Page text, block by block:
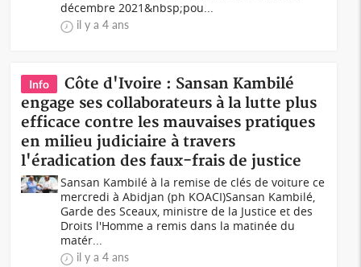
décembre 2021&nbsp;pou...
il y a 4 ans
Info
Côte d'Ivoire : Sansan Kambilé
engage ses collaborateurs à la lutte plus
efficace contre les mauvaises pratiques
en milieu judiciaire à travers
l'éradication des faux-frais de justice
Sansan Kambilé à la remise de clés de voiture ce
mercredi à Abidjan (ph KOACI) Sansan Kambilé,
Garde des Sceaux, ministre de la Justice et des
Droits l'Homme a remis dans la matinée du
matér...
il y a 4 ans